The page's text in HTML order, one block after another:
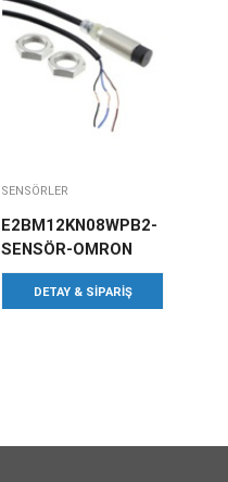
SENSÖRLER
E2BM12KN08WPB2-
SENSÖR-OMRON
DETAY & SIPARIŞ